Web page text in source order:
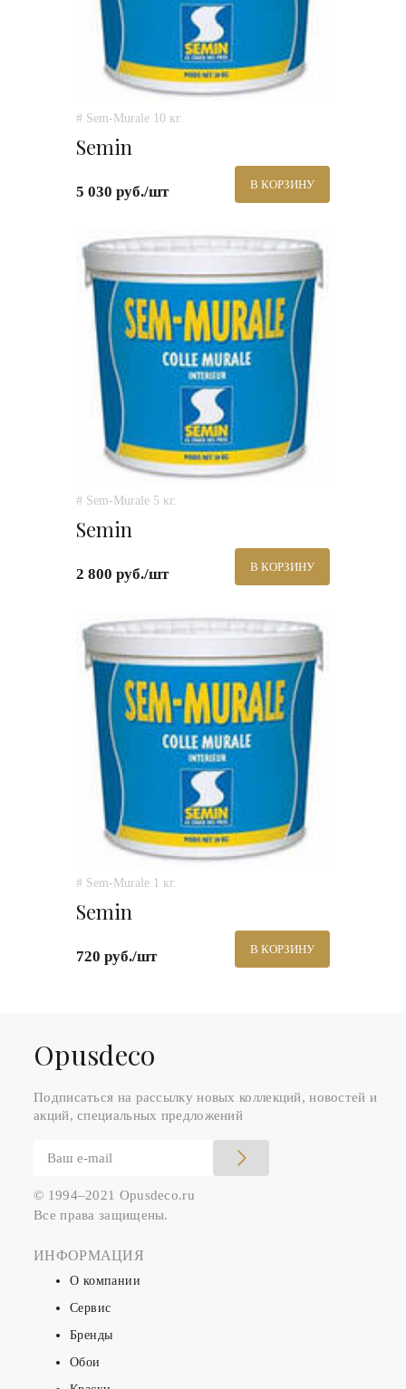
# Sem-Murale 10 кг.
Semin
5 030 руб./шт В КОРЗИНУ
# Sem-Murale 5 кг.
Semin
2 800 руб./шт В КОРЗИНУ
# Sem-Murale 1 кг.
Semin
720 руб./шт В КОРЗИНУ
Оpusdeco
Подписаться на рассылку новых коллекций, новостей и
акций, специальных предложений
© 1994–2021 Opusdeco.ru
Все права защищены.
ИНФОРМАЦИЯ
О компании
Сервис
Бренды
Обои